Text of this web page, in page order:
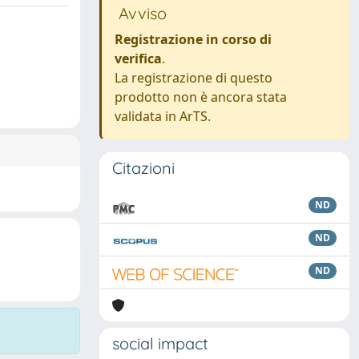
Avviso
Registrazione in corso di
verifica.
La registrazione di questo
prodotto non è ancora stata
validata in ArTS.
Citazioni
ND
ND
ND
social impact